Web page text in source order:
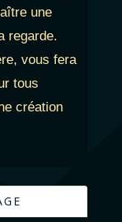
une
regarde.
vous fera
tous
création